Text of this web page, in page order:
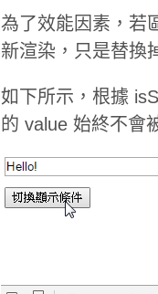
為了效能因素，若
新渲染，只是替換
如下所示，根據
的 value 始終不會